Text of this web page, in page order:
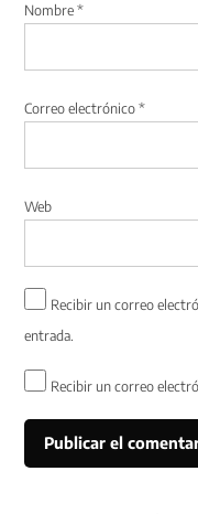
Nombre*
Correo electrónico*
Web
Recibir un correo
entrada.
Recibir un correo